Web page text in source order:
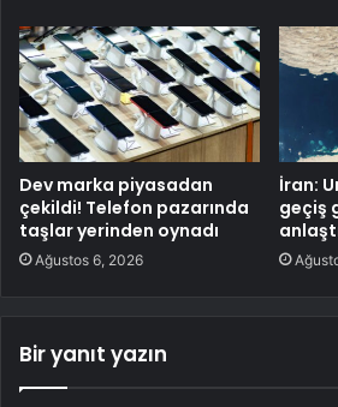
Dev marka piyasadan
çekildi! Telefon pazarında
taşlar yerinden oynadı
Ağustos 6, 2026
İran:
geçiş
Bir yanıt yazın